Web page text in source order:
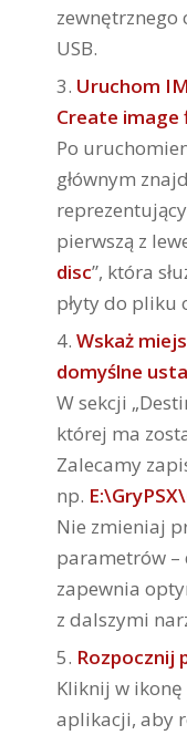
zewnętrznego
USB.
Uruchom
Create
Po
głównym
pierwszą z
disc”, która
płyty do pliku
Wskaż
domyślne
W sekcji
której ma
Zalecamy
np.
Nie zmieniaj
parametrów
zapewnia
z dalszymi
Rozpocznij
Kliknij w
aplikacji, aby